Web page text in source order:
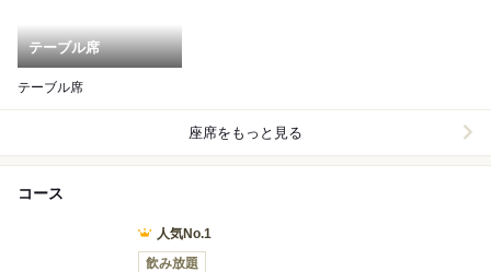
テーブル席
テーブル席
座席をもっと見る
コース
人気No.1
飲み放題